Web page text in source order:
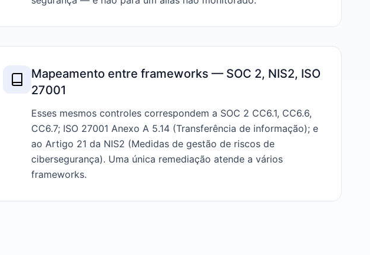
Mapeamento entre frameworks — SOC 2, NIS2, ISO
27001
Esses mesmos controles correspondem a SOC 2 CC6.1, CC6.6,
CC6.7; ISO 27001 Anexo A 5.14 (Transferência de informação); e
ao Artigo 21 da NIS2 (Medidas de gestão de riscos de
cibersegurança). Uma única remediação atende a vários
frameworks.